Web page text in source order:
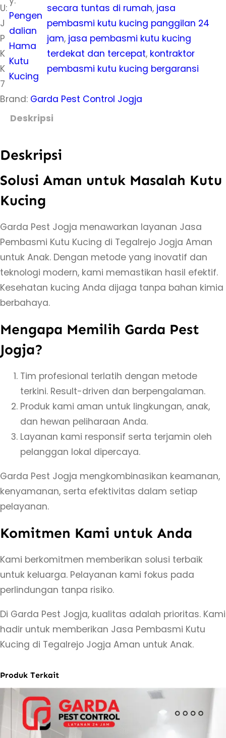
t
i
t
a
s
J
a
e
m
a
s
m
K
u
t
K
u
c
g
a
l
e
j
o
J
g
j
a
m
a
U:
J
P
K
K
7
Pengen
dalian
Hama
Kutu
Kucing
secara tuntas di rumah, jasa
pembasmi kutu kucing panggilan 24
jam, jasa pembasmi kutu kucing
terdekat dan tercepat, kontraktor
pembasmi kutu kucing bergaransi
Brand: Garda Pest Control Jogja
Deskripsi
Deskripsi
Solusi Aman untuk Masalah Kutu
Kucing
Garda Pest Jogja menawarkan layanan Jasa
Pembasmi Kutu Kucing di Tegalrejo Jogja Aman
untuk Anak. Dengan metode yang inovatif dan
teknologi modern, kami memastikan hasil efektif.
Kesehatan kucing Anda dijaga tanpa bahan kimia
berbahaya.
Mengapa Memilih Garda Pest
Jogja?
Tim profesional terlatih dengan metode
terkini. Result-driven dan berpengalaman.
Produk kami aman untuk lingkungan, anak,
dan hewan peliharaan Anda.
Layanan kami responsif serta terjamin oleh
pelanggan lokal dipercaya.
Garda Pest Jogja mengkombinasikan keamanan,
kenyamanan, serta efektivitas dalam setiap
pelayanan.
Komitmen Kami untuk Anda
Kami berkomitmen memberikan solusi terbaik
untuk keluarga. Pelayanan kami fokus pada
perlindungan tanpa risiko.
Di Garda Pest Jogja, kualitas adalah prioritas. Kami
hadir untuk memberikan Jasa Pembasmi Kutu
Kucing di Tegalrejo Jogja Aman untuk Anak.
Produk Terkait